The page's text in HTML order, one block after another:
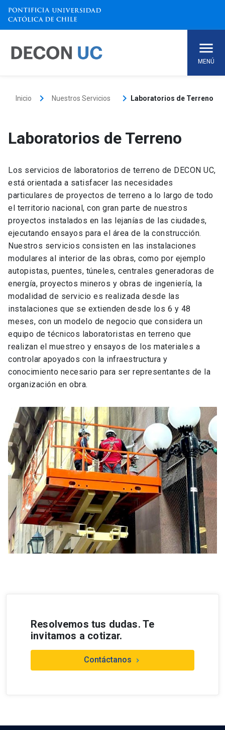
Skip
content
MENÚ
Inicio keyboard_arrow_right Nuestros Servicios keyboard_arrow_right Laboratorios de Terreno
Laboratorios de Terreno
Los servicios de laboratorios de terreno de DECON UC,
está orientada a satisfacer las necesidades
particulares de proyectos de terreno a lo largo de todo
el territorio nacional, con gran parte de nuestros
proyectos instalados en las lejanías de las ciudades,
ejecutando ensayos para el área de la construcción.
Nuestros servicios consisten en las instalaciones
modulares al interior de las obras, como por ejemplo
autopistas, puentes, túneles, centrales generadoras de
energía, proyectos mineros y obras de ingeniería, la
modalidad de servicio es realizada desde las
instalaciones que se extienden desde los 6 y 48
meses, con un modelo de negocio que considera un
equipo de técnicos laboratoristas en terreno que
realizan el muestreo y ensayos de los materiales a
controlar apoyados con la infraestructura y
conocimiento necesario para ser representantes de la
organización en obra.
Resolvemos tus dudas. Te
invitamos a cotizar.
Contáctanos keyboard_arrow_right